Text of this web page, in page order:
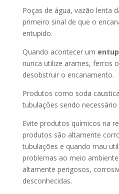
Poças de água, vazão lenta
primeiro sinal de que o
entupido.
Quando acontecer um
nunca utilize arames, ferros
desobstruir o encanamento.
Produtos como soda
tubulações sendo
Evite produtos químicos na
produtos são altamente
tubulações e quando mau
problemas ao meio
altamente perigosos,
desconhecidas.